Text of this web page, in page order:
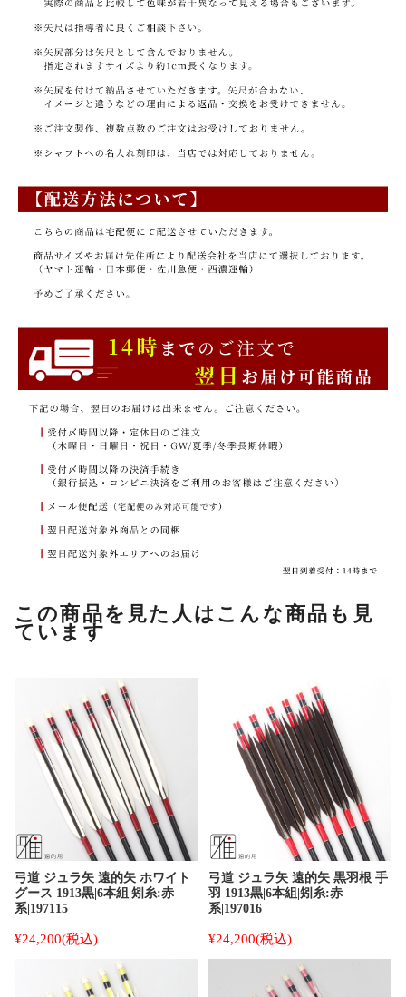
この商品を見た人はこんな商品も見
ています
弓道 ジュラ矢 遠的矢 ホワイト
グース 1913黒|6本組|矧糸:赤
系|197115
¥24,200(税込)
弓道 ジュラ矢 遠的矢 黒羽根 手
羽 1913黒|6本組|矧糸:赤
系|197016
¥24,200(税込)